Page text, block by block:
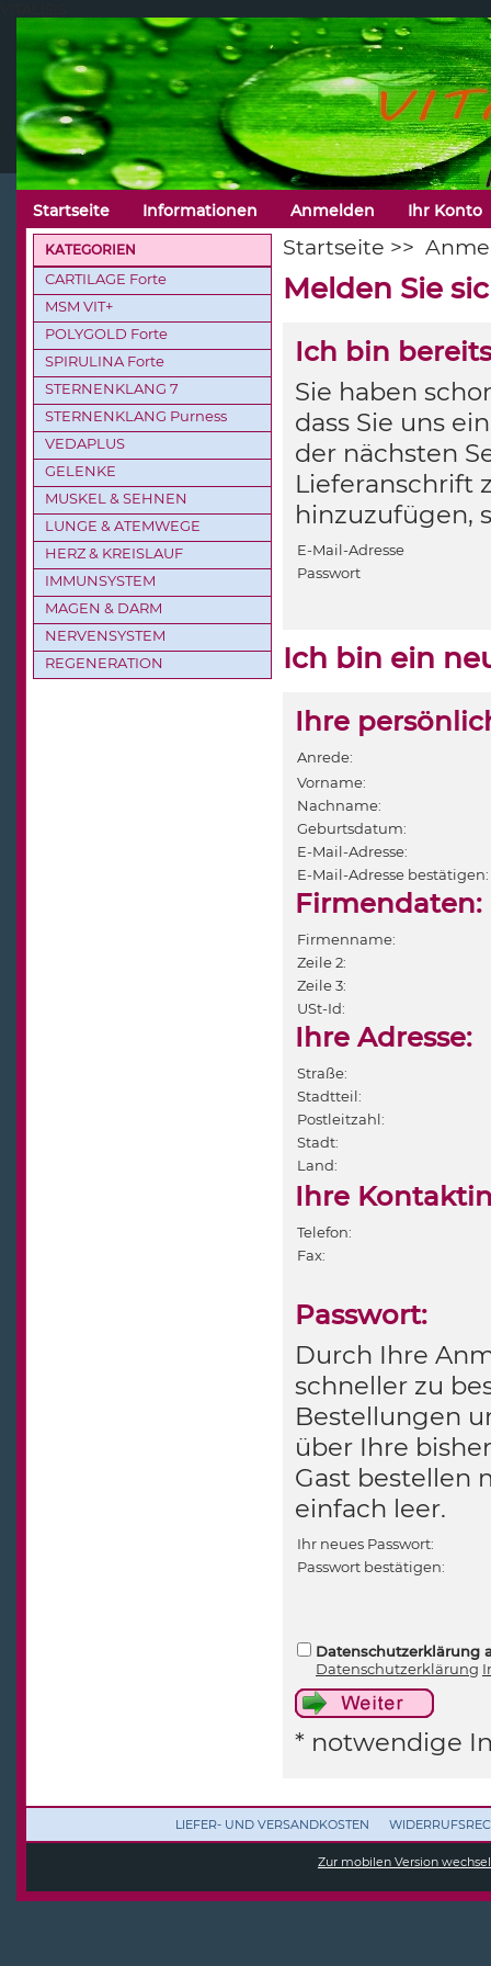
Startseite >>
Melden Sie
Ich bin
Sie haben
dass Sie uns
der nächsten
Lieferanschrift
hinzuzufügen,
E-Mail-Adresse
Passwort
Ich bin ein
Ihre
Anrede:
Vorname:
Nachname:
Geburtsdatum:
E-Mail-Adresse:
E-Mail-Adresse bestätigen:
Firmendaten:
Firmenname:
Zeile 2:
Zeile 3:
USt-Id:
Ihre Adresse:
Straße:
Stadtteil:
Postleitzahl:
Stadt:
Land:
Ihre
Telefon:
Fax:
Passwort:
Durch Ihre
schneller zu
Bestellungen
über Ihre
Gast bestellen
einfach leer.
Ihr neues Passwort:
Passwort bestätigen:
Datenschutzerklärung
Datenschutzerklärung
* notwendige
KATEGORIEN
CARTILAGE Forte
MSM VIT+
POLYGOLD Forte
SPIRULINA Forte
STERNENKLANG 7
STERNENKLANG Purness
VEDAPLUS
GELENKE
MUSKEL & SEHNEN
LUNGE & ATEMWEGE
HERZ & KREISLAUF
IMMUNSYSTEM
MAGEN & DARM
NERVENSYSTEM
REGENERATION
LIEFER- UND VERSANDKOSTEN
Zur mobilen Version
Startseite Informationen Anmelden Ihr Konto